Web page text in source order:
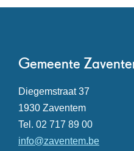
Contact
Gemeente
Adres
Diegemstraat 37
,1930 Zaventem
Tel. 02 717 89 00
E-
info@zaventem.be